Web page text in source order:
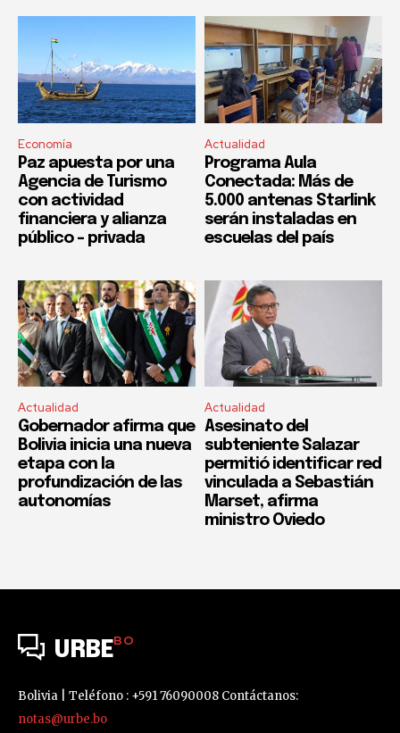
Economía
Paz apuesta por una
Agencia de Turismo
con actividad
financiera y alianza
público – privada
Actualidad
Programa Aula
Conectada: Más de
5.000 antenas Starlink
serán instaladas en
escuelas del país
Actualidad
Gobernador afirma que
Bolivia inicia una nueva
etapa con la
profundización de las
autonomías
Actualidad
Asesinato del
subteniente Salazar
permitió identificar red
vinculada a Sebastián
Marset, afirma
ministro Oviedo
URBEBO
Bolivia | Teléfono : +591 76090008 Contáctanos:
notas@urbe.bo